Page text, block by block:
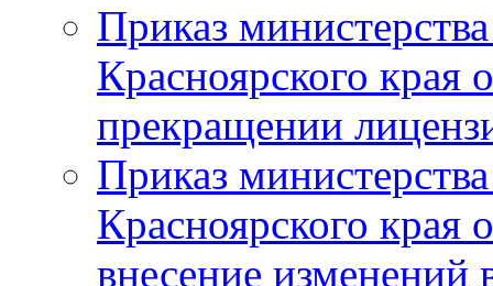
Приказ
Красноярского
прекращении
Приказ
Красноярского
внесение изменений